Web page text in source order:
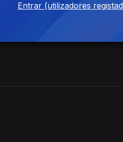
Entrar (utilizadores